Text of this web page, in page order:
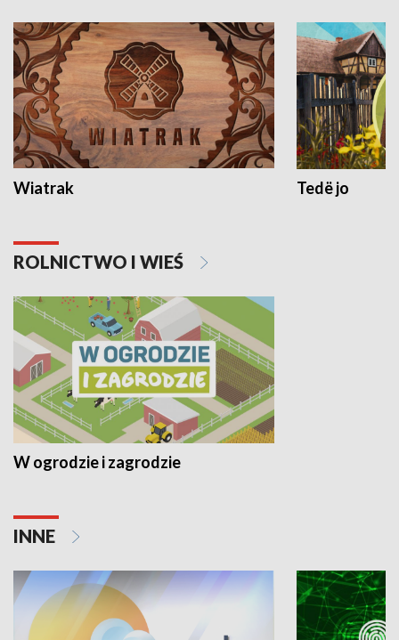
Wiatrak Tedë jo
ROLNICTWO I WIEŚ
W ogrodzie i zagrodzie
INNE